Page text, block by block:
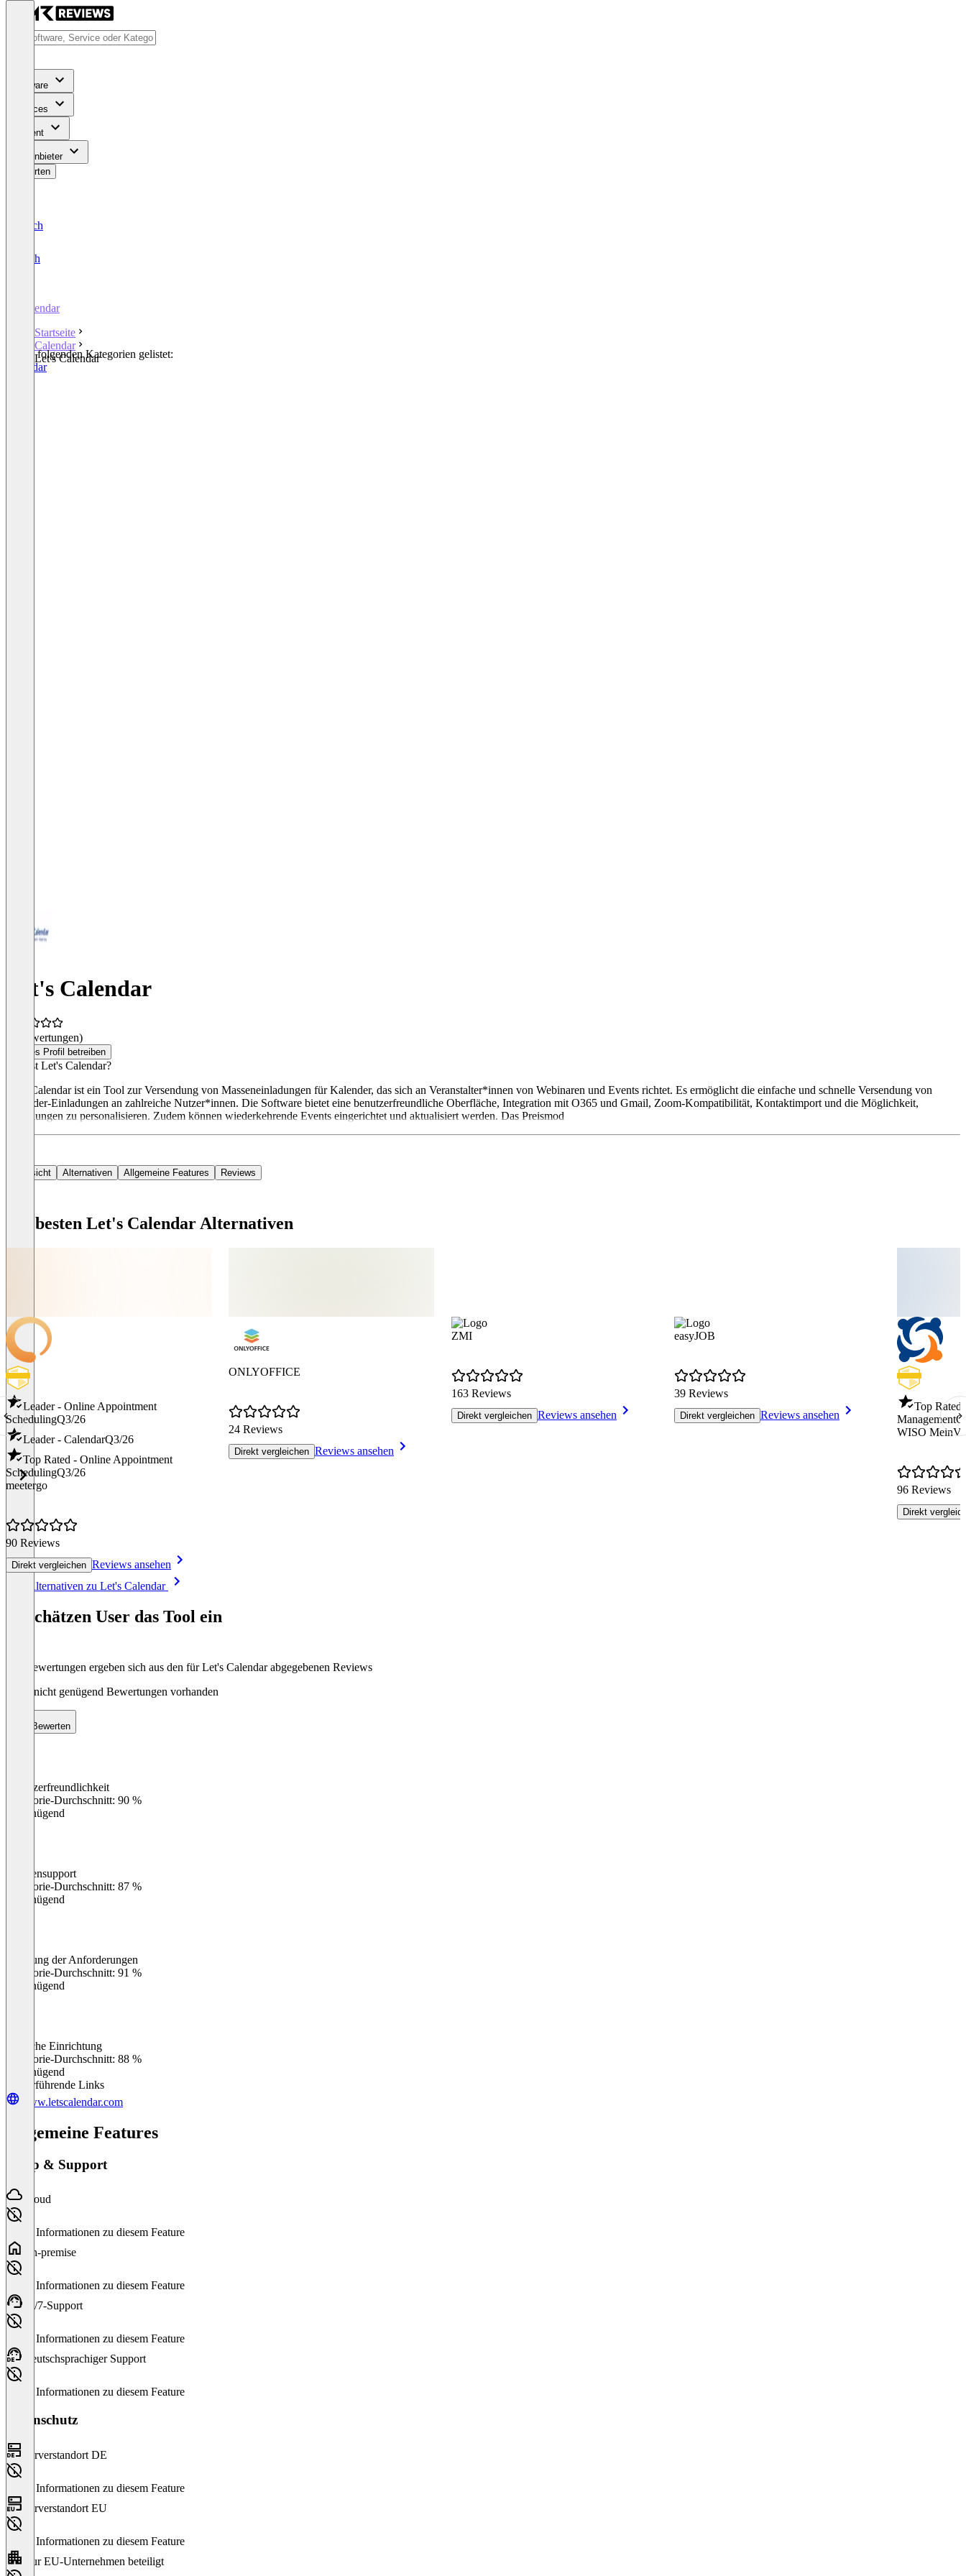
Software
Services
Content
Für Anbieter
Bewerten
Deutsch
English
Calendar
Startseite
Calendar
Let's Calendar
In den folgenden Kategorien gelistet:
Calendar
Let's Calendar
(0 Bewertungen)
Dieses Profil betreiben
Was ist Let's Calendar?
Let's Calendar ist ein Tool zur Versendung von Masseneinladungen für Kalender, das sich an Veranstalter*innen von Webinaren und Events richtet. Es ermöglicht die einfache und schnelle Versendung von
Kalender-Einladungen an zahlreiche Nutzer*innen. Die Software bietet eine benutzerfreundliche Oberfläche, Integration mit O365 und Gmail, Zoom-Kompatibilität, Kontaktimport und die Möglichkeit,
Einladungen zu personalisieren. Zudem können wiederkehrende Events eingerichtet und aktualisiert werden. Das Preismod
Übersicht Alternativen Allgemeine Features Reviews
Die besten Let's Calendar Alternativen
Leader - Online Appointment
SchedulingQ3/26
Leader - CalendarQ3/26
Top Rated - Online Appointment
SchedulingQ3/26
meetergo
90 Reviews
Direkt vergleichen Reviews ansehen
ONLYOFFICE
24 Reviews
Direkt vergleichen Reviews ansehen
ZMI
163 Reviews
Direkt vergleichen Reviews ansehen
easyJOB
39 Reviews
Direkt vergleichen Reviews ansehen
Top Rated
Management
WISO
96 Reviews
Direkt
Alle Alternativen zu Let's Calendar
So schätzen User das Tool ein
Die Bewertungen ergeben sich aus den für Let's Calendar abgegebenen Reviews
Noch nicht genügend Bewertungen vorhanden
Bewerten
Benutzerfreundlichkeit
Kategorie-Durchschnitt: 90 %
Ungenügend
Kundensupport
Kategorie-Durchschnitt: 87 %
Ungenügend
Erfüllung der Anforderungen
Kategorie-Durchschnitt: 91 %
Ungenügend
Einfache Einrichtung
Kategorie-Durchschnitt: 88 %
Ungenügend
Weiterführende Links
www.letscalendar.com
Allgemeine Features
Setup & Support
Cloud
Keine Informationen zu diesem Feature
On-premise
Keine Informationen zu diesem Feature
24/7-Support
Keine Informationen zu diesem Feature
Deutschsprachiger Support
Keine Informationen zu diesem Feature
Datenschutz
Serverstandort DE
Keine Informationen zu diesem Feature
Serverstandort EU
Keine Informationen zu diesem Feature
Nur EU-Unternehmen beteiligt